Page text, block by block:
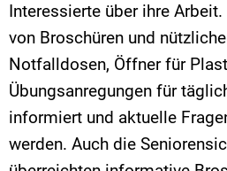
Interessierte über ihre
von Broschüren und
Notfalldosen, Öffner für
Übungsanregungen für
informiert und aktuelle
werden. Auch die